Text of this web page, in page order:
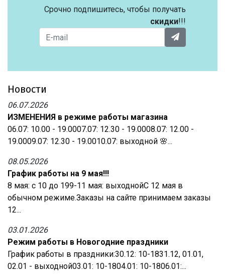
Срочно подпишитесь, чтобы получать
скидки!!!
Новости
06.07.2026
ИЗМЕНЕНИЯ в режиме работы магазина
06.07: 10.00 - 19.0007.07: 12.30 - 19.0008.07: 12.00 -
19.0009.07: 12.30 - 19.0010.07: выходной 🌸...
08.05.2026
График работы на 9 мая!!!
8 мая: с 10 до 199-11 мая: выходнойС 12 мая в
обычном режиме.Заказы на сайте принимаем заказы
12...
03.01.2026
Режим работы в Новогодние праздники
График работы в праздники:30.12: 10-1831.12, 01.01,
02.01 - выходной03.01: 10-1804.01: 10-1806.01:...